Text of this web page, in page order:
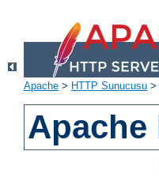
Apache > HTTP Sunucusu >